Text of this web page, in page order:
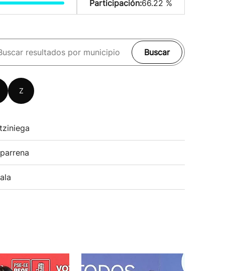
Participación:66.22 %
Buscar
Z